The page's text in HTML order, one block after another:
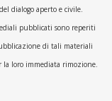
dialogo aperto e civile.
pubblicati sono reperiti
di tali materiali
la loro immediata rimozione.